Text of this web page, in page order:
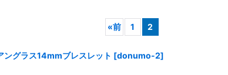
«前 1 2
グラス14mmブレスレット [donumo-2]